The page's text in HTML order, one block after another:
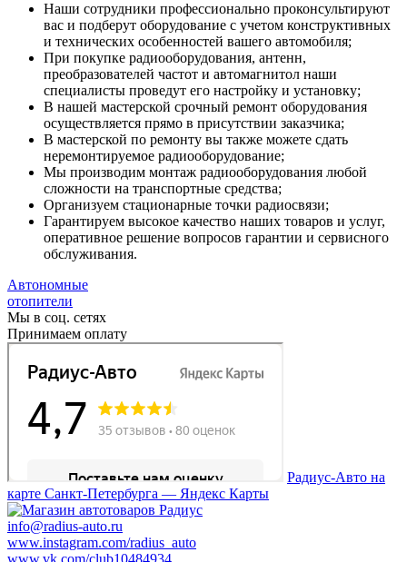
Наши сотрудники профессионально проконсультируют
вас и подберут оборудование с учетом конструктивных
и технических особенностей вашего автомобиля;
При покупке радиооборудования, антенн,
преобразователей частот и автомагнитол наши
специалисты проведут его настройку и установку;
В нашей мастерской срочный ремонт оборудования
осуществляется прямо в присутствии заказчика;
В мастерской по ремонту вы также можете сдать
неремонтируемое радиооборудование;
Мы производим монтаж радиооборудования любой
сложности на транспортные средства;
Организуем стационарные точки радиосвязи;
Гарантируем высокое качество наших товаров и услуг,
оперативное решение вопросов гарантии и сервисного
обслуживания.
Автономные
отопители
Мы в соц. сетях
Принимаем оплату
Радиус-Авто на
карте Санкт‑Петербурга — Яндекс Карты
info@radius-auto.ru
www.instagram.com/radius_auto
www.vk.com/club10484934